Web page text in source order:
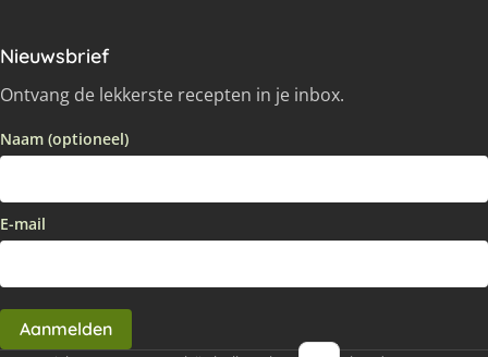
Nieuwsbrief
Ontvang de lekkerste recepten in je inbox.
Naam (optioneel)
E-mail
Aanmelden